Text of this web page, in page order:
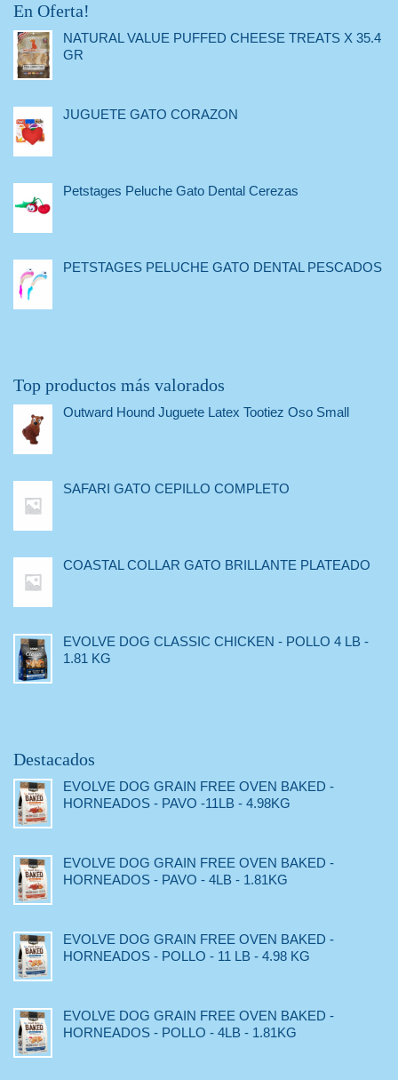
En Oferta!
NATURAL VALUE PUFFED CHEESE TREATS X 35.4
GR
JUGUETE GATO CORAZON
Petstages Peluche Gato Dental Cerezas
PETSTAGES PELUCHE GATO DENTAL PESCADOS
Top productos más valorados
Outward Hound Juguete Latex Tootiez Oso Small
SAFARI GATO CEPILLO COMPLETO
COASTAL COLLAR GATO BRILLANTE PLATEADO
EVOLVE DOG CLASSIC CHICKEN - POLLO 4 LB -
1.81 KG
Destacados
EVOLVE DOG GRAIN FREE OVEN BAKED -
HORNEADOS - PAVO -11LB - 4.98KG
EVOLVE DOG GRAIN FREE OVEN BAKED -
HORNEADOS - PAVO - 4LB - 1.81KG
EVOLVE DOG GRAIN FREE OVEN BAKED -
HORNEADOS - POLLO - 11 LB - 4.98 KG
EVOLVE DOG GRAIN FREE OVEN BAKED -
HORNEADOS - POLLO - 4LB - 1.81KG